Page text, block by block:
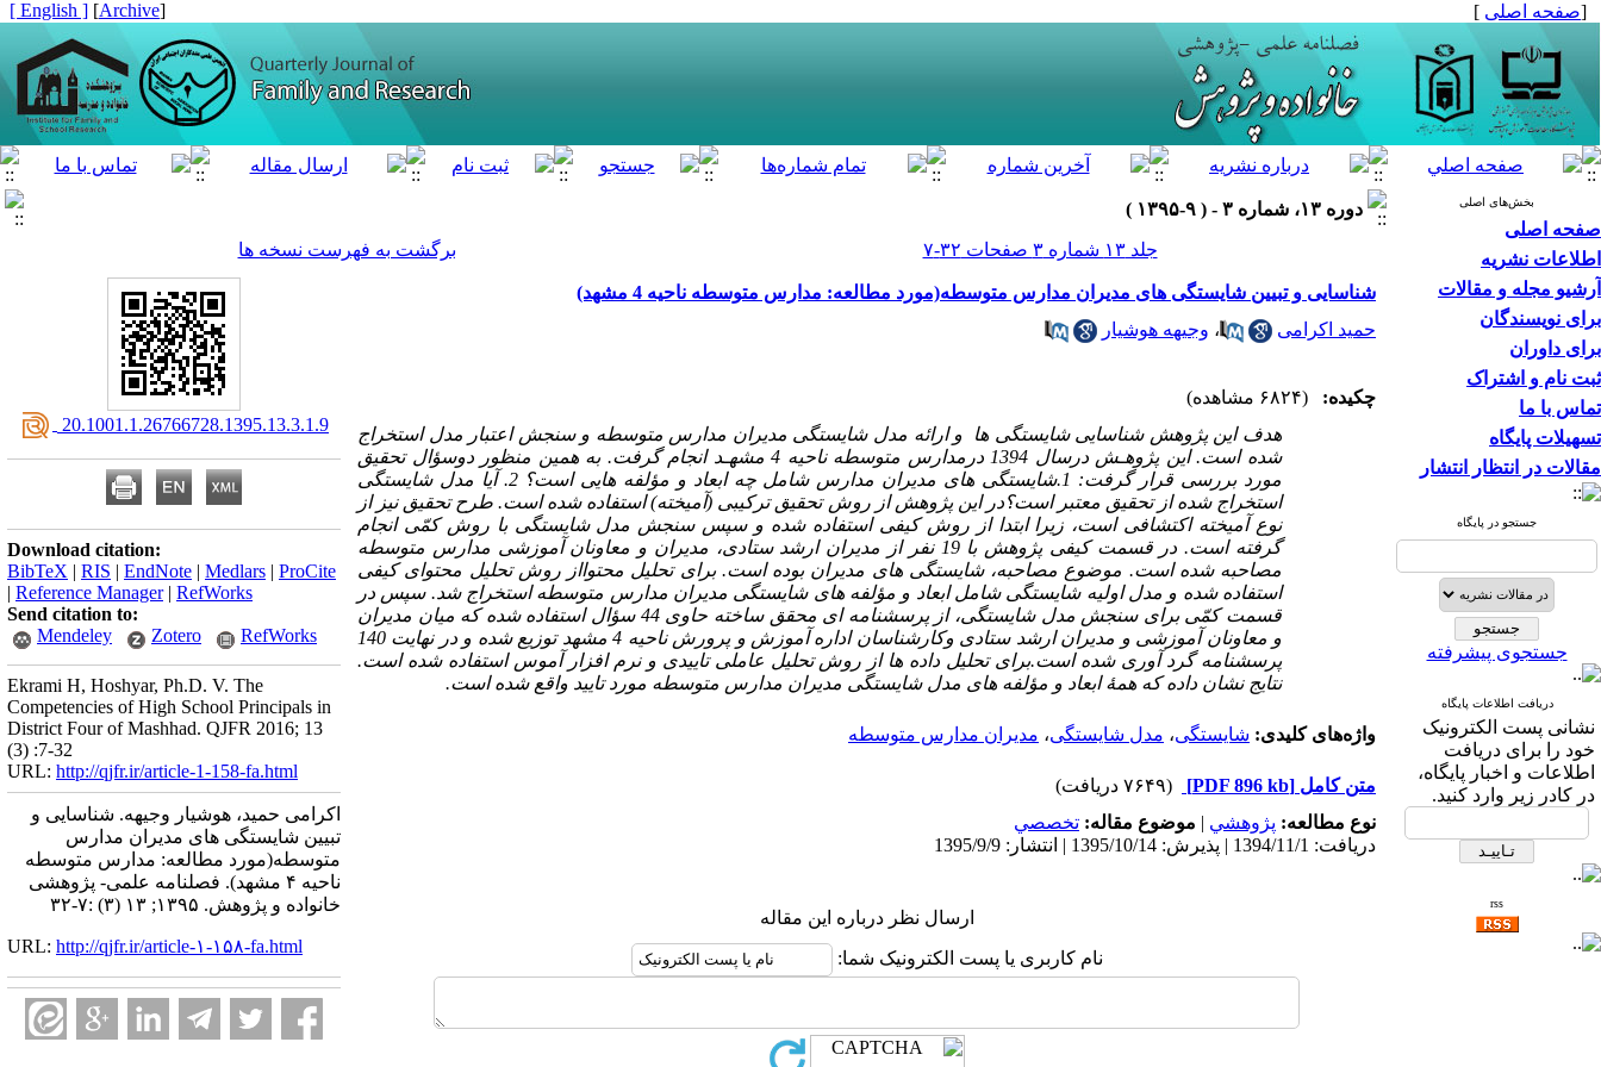
[صفحه اصلی ]
[
Archive
]
[ English ]
بخش‌های اصلی
صفحه اصلی
اطلاعات نشریه
آرشیو مجله و مقالات
برای نویسندگان
برای داوران
ثبت نام و اشتراک
تماس با ما
تسهیلات پایگاه
مقالات در انتظار انتشار
جستجو در پایگاه
جستجوی پیشرفته
دریافت اطلاعات پایگاه
نشانی پست الکترونیک
خود را برای دریافت
اطلاعات و اخبار پایگاه،
در کادر زیر وارد کنید.
rss
دوره ۱۳، شماره ۳ - ( ۹-۱۳۹۵ )
جلد ۱۳ شماره ۳ صفحات ۳۲-۷
برگشت به فهرست نسخه ها
شناسایی و تبیین شایستگی های مدیران مدارس متوسطه(مورد مطالعه: مدارس متوسطه ناحیه 4 مشهد)
حمید اکرامی
، وجیهه هوشیار
چکیده:
(۶۸۲۴ مشاهده)
هدف این پژوهش شناسایی شایستگی ها و ارائه مدل شایستگی مدیران مدارس متوسطه و سنجش اعتبار مدل استخراج
شده است. این پژوهـش درسال 1394 درمدارس متوسطه ناحیه 4 مشهـد انجام گرفت. به همین منظور دوسؤال تحقیق
مورد بررسی قرار گرفت: 1.شایستگی های مدیران مدارس شامل چه ابعاد و مؤلفه­ هایی است؟ 2. آیا مدل شایستگی
استخراج شده از تحقیق معتبر است؟در این پژوهش از روش تحقیق ترکیبی (آمیخته) استفاده شده است. طرح تحقیق نیز از
نوع آمیخته اکتشافی است، زیرا ابتدا از روش کیفی استفاده شده و سپس سنجش مدل شایستگی با روش کمّی انجام
گرفته است. در قسمت کیفی پژوهش با 19 نفر از مدیران ارشد ستادی، مدیران و معاونان آموزشی مدارس متوسطه
مصاحبه شده است. موضوع مصاحبه، شایستگی های مدیران بوده است. برای تحلیل محتوااز روش تحلیل محتوای کیفی
استفاده شده و مدل اولیه شایستگی شامل ابعاد و مؤلفه­ های شایستگی مدیران مدارس متوسطه استخراج شد. سپس در
قسمت کمّی برای سنجش مدل شایستگی، از پرسشنامه ای محقق ساخته حاوی 44 سؤال استفاده شده که میان مدیران
و معاونان آموزشی و مدیران ارشد ستادی وکارشناسان اداره آموزش و پرورش ناحیه 4 مشهد توزیع شده و در نهایت 140
پرسشنامه گرد آوری شده است.برای تحلیل داده­ ها از روش تحلیل عاملی تاییدی و نرم افزار آموس استفاده شده است.
نتایج نشان داده که همۀ ابعاد و مؤلفه­ های مدل شایستگی مدیران مدارس متوسطه مورد تایید واقع شده است.
واژه‌های کلیدی: شایستگی، مدل شایستگی، مدیران مدارس متوسطه
متن کامل [PDF 896 kb]
(۷۶۴۹ دریافت)
نوع مطالعه: پژوهشي | موضوع مقاله: تخصصي
دریافت: 1394/11/1 | پذیرش: 1395/10/14 | انتشار: 1395/9/9
ارسال نظر درباره این مقاله
نام کاربری یا پست الکترونیک شما:
‎ 20.1001.1.26766728.1395.13.3.1.9
Download citation:
BibTeX | RIS | EndNote | Medlars | ProCite
| Reference Manager| RefWorks
Send citation to:
Mendeley
Zotero RefWorks
Ekrami H, Hoshyar, Ph.D. V. The
Competencies of High School Principals in
District Four of Mashhad. QJFR 2016; 13
(3) :7-32
URL: http://qjfr.ir/article-1-158-fa.html
اکرامی حمید، هوشیار وجیهه. شناسایی و
تبیین شایستگی های مدیران مدارس
متوسطه(مورد مطالعه: مدارس متوسطه
ناحیه ۴ مشهد). فصلنامه علمی- پژوهشی
خانواده و پژوهش. ۱۳۹۵; ۱۳ (۳) :۷-۳۲
URL: http://qjfr.ir/article-۱-۱۵۸-fa.html